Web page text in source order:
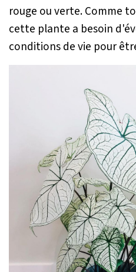
rouge ou verte. Comme
cette plante a besoin
conditions de vie pour